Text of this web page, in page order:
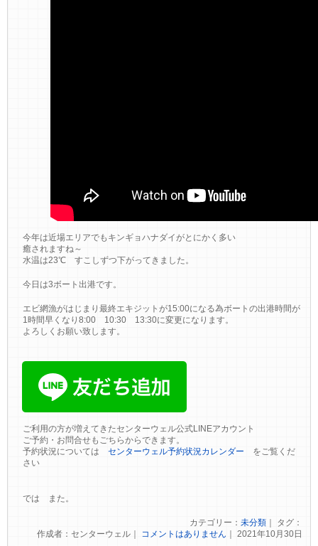
今年は近場エリアでもキンギョハナダイがとにかく多い
癒されますね～
水温は23℃ すこしずつ下がってきました。
今日は3ボート出港です。
エビ網漁がはじまり最終エキジットが15:00になる為ボートの出港時間が
1時間早くなり8:00 10:30 13:30に変更になります。
よろしくお願い致します。
ご利用の方が増えてきたセンターウェル公式LINEアカウント
ご予約・お問合せもごちらからできます。
予約状況についてはセンターウェル予約状況カレンダー をご覧くだ
さい
では また。
カテゴリー： 未分類｜ タグ：
作成者：センターウェル｜ コメントはありません ｜ 2021年10月30日